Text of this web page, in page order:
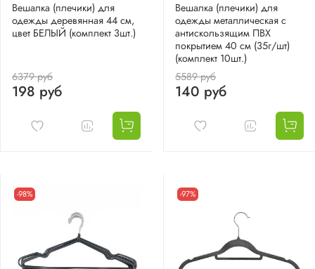
Вешалка (плечики) для
одежды деревянная 44 см,
цвет БЕЛЫЙ (комплект 3шт.)
6379 руб
198 руб
Вешалка (плечики) для
одежды металлическая с
антискользящим ПВХ
покрытием 40 см (35г/шт)
(комплект 10шт.)
5589 руб
140 руб
-98% -97%